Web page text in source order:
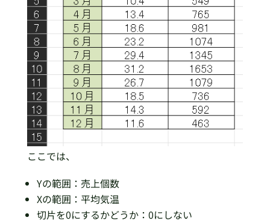
ここでは、
Yの範囲：売上個数
Xの範囲：平均気温
切片を0にするかどうか：0にしない